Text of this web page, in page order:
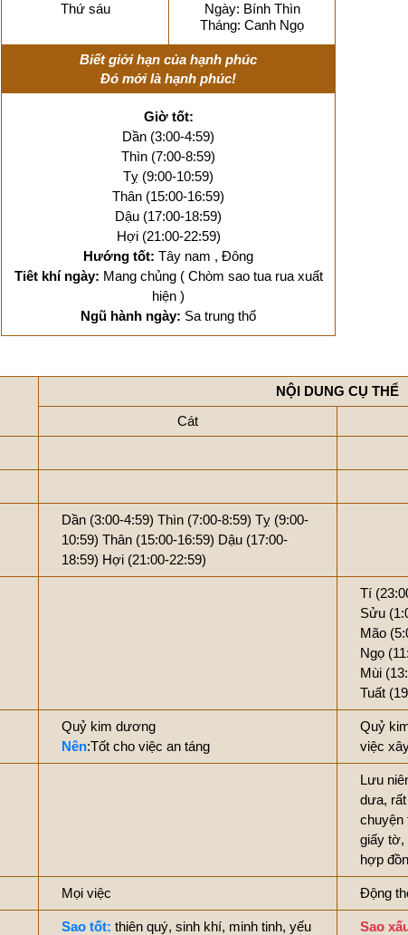
Thứ sáu
Ngày: Bính Thìn
Tháng: Canh Ngọ
Biết giới hạn của hạnh phúc
Đó mới là hạnh phúc!
Giờ tốt:
Dần (3:00-4:59)
Thìn (7:00-8:59)
Tỵ (9:00-10:59)
Thân (15:00-16:59)
Dậu (17:00-18:59)
Hợi (21:00-22:59)
Hướng tốt: Tây nam , Đông
Tiêt khí ngày: Mang chủng ( Chòm sao tua rua xuất
hiện )
Ngũ hành ngày: Sa trung thổ
NỘI DUNG CỤ THỂ
Cát
Dần (3:00-4:59) Thìn (7:00-8:59) Tỵ (9:00-
10:59) Thân (15:00-16:59) Dậu (17:00-
18:59) Hợi (21:00-22:59)
Tí
Sửu
Mão
Ngọ
Mùi
Tuất
Quỷ kim dương
Nên:Tốt cho việc an táng
Quỷ
việc
Lưu
dưa,
chuyện
giấy tờ,
hợp
Mọi việc Động
Sao tốt: thiên quý, sinh khí, minh tinh, yếu
Sao